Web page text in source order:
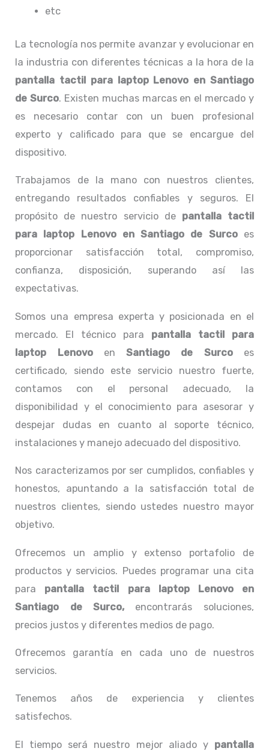
etc
La tecnología nos permite avanzar y evolucionar en
la industria con diferentes técnicas a la hora de la
pantalla tactil para laptop Lenovo en Santiago
de Surco. Existen muchas marcas en el mercado y
es necesario contar con un buen profesional
experto y calificado para que se encargue del
dispositivo.
Trabajamos de la mano con nuestros clientes,
entregando resultados confiables y seguros. El
propósito de nuestro servicio de pantalla tactil
para laptop Lenovo en Santiago de Surcoes
proporcionar satisfacción total, compromiso,
confianza, disposición, superando así las
expectativas.
Somos una empresa experta y posicionada en el
mercado. El técnico para pantalla tactil para
laptop Lenovo
enSantiago de Surcoes
certificado, siendo este servicio nuestro fuerte,
contamos con el personal adecuado, la
disponibilidad y el conocimiento para asesorar y
despejar dudas en cuanto al soporte técnico,
instalaciones y manejo adecuado del dispositivo.
Nos caracterizamos por ser cumplidos, confiables y
honestos, apuntando a la satisfacción total de
nuestros clientes, siendo ustedes nuestro mayor
objetivo.
Ofrecemos un amplio y extenso portafolio de
productos y servicios. Puedes programar una cita
para pantalla tactil para laptop Lenovoen
Santiago de Surco, encontrarás soluciones,
precios justos y diferentes medios de pago.
Ofrecemos garantía en cada uno de nuestros
servicios.
Tenemos años de experiencia y clientes
satisfechos.
El tiempo será nuestro mejor aliado y pantalla